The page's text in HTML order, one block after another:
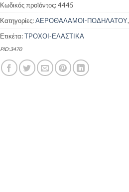
Κωδικός προϊόντος:4445
Κατηγορίες:ΑΕΡΟΘΑΛΑΜΟΙ-ΠΟΔΗΛΑΤΟΥ,
Ετικέτα:ΤΡΟΧΟΙ-ΕΛΑΣΤΙΚΑ
PID:3470